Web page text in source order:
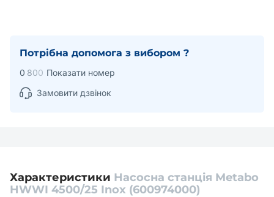
Потрібна допомога з вибором ?
0 800 Показати номер
Замовити дзвінок
Характеристики Насосна станція Metabo
HWWI 4500/25 Inox (600974000)